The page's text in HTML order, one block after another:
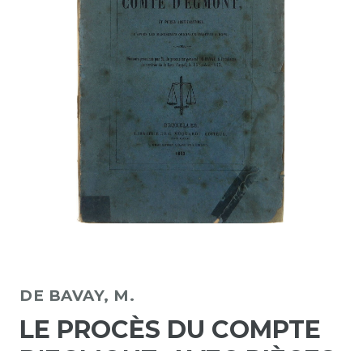
DE BAVAY, M.
LE PROCÈS DU COMPTE